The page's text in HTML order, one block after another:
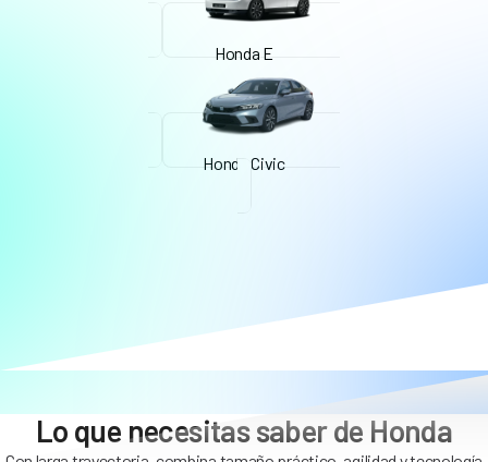
Honda E
Honda Civic
Lo que necesitas saber de Honda